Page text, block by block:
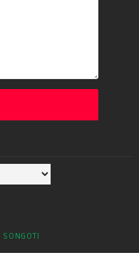
SONGOTI